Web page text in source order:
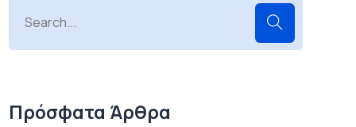
Πρόσφατα Άρθρα